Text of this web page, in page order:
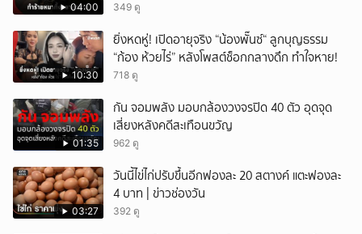
04:00 349 ดู
10:30
ยิ่งหดหู่! เปิดอายุจริง “น้องพั๊นซ์“ ลูกบุญธรรม
“ก้อง ห้วยไร่” หลังโพสต์ช็อกกลางดึก ทำใจหาย!
718 ดู
01:35
กัน จอมพลัง มอบกล้องวงจรปิด 40 ตัว อุดจุด
เสี่ยงหลังคดีสะเทือนขวัญ
962 ดู
03:27
วันนี้ไข่ไก่ปรับขึ้นอีกฟองละ 20 สตางค์ แตะฟองละ
4 บาท | ข่าวช่องวัน
392 ดู